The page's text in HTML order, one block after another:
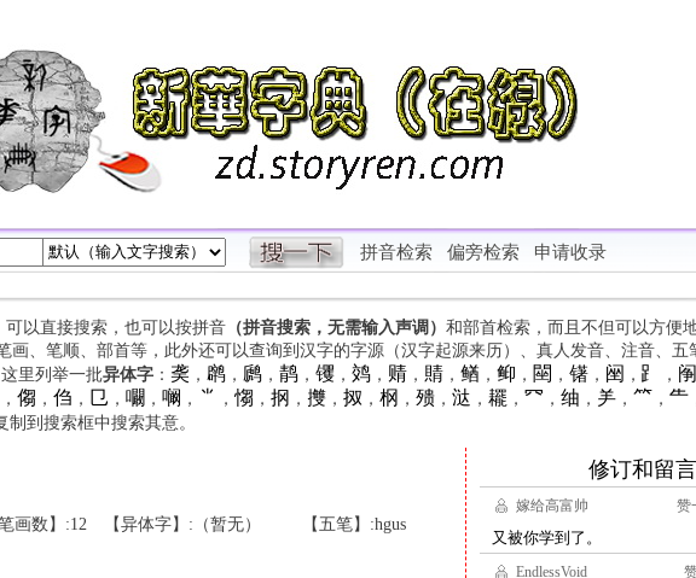
拼音检索 偏旁检索 申请收录
以直接搜索，也可以按拼音（拼音搜索，无需输入声调） 和部首检索，而且不但可以方便
画、笔顺、部首等，此外还可以查询到汉字的字源（汉字起源来历）、真人发音、注音、五
里列举一批异体字： 䶮 ， 䴙， 䴘， 䴖， 䦆， 䴔， 䞍， 䝼， 䲡 ， 䲟 ， 䦟 ， 䦃， 䦷 ， ⻊ ， 䦶
， 㑳 ， 㑇 ， 㔾 ， 㘚 ， 㘎 ， ⺌ ， 㥮 ， 㧏 ， 㩳， 㧐 ， 㭎 ， 㱮， 㳠 ， 䎱 ， ⺳ ， 䌷 ， ⺶， ⺮ ， ⺧
制到搜索框中搜索其意。
笔画数】:12 【异体字】:（暂无） 【五笔】:hgus